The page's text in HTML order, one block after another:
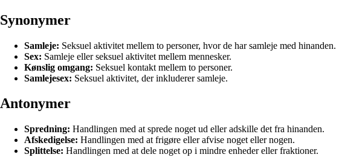
Synonymer
Samleje: Seksuel aktivitet mellem to personer, hvor de har samleje med hinanden.
Sex: Samleje eller seksuel aktivitet mellem mennesker.
Kønslig omgang: Seksuel kontakt mellem to personer.
Samlejesex: Seksuel aktivitet, der inkluderer samleje.
Antonymer
Spredning: Handlingen med at sprede noget ud eller adskille det fra hinanden.
Afskedigelse: Handlingen med at frigøre eller afvise noget eller nogen.
Splittelse: Handlingen med at dele noget op i mindre enheder eller fraktioner.